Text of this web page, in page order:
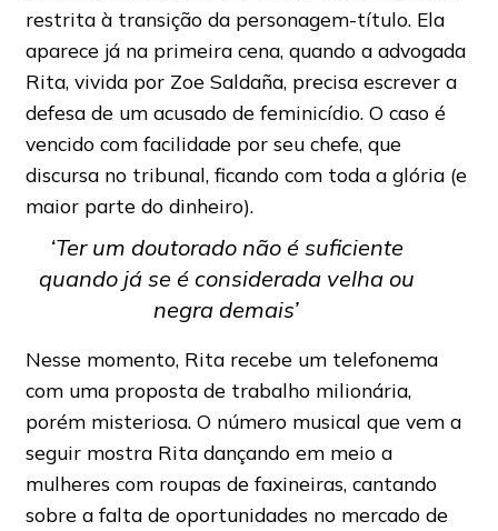
restrita à transição da personagem-título. Ela
aparece já na primeira cena, quando a advogada
Rita, vivida por Zoe Saldaña, precisa escrever a
defesa de um acusado de feminicídio. O caso é
vencido com facilidade por seu chefe, que
discursa no tribunal, ficando com toda a glória (e
maior parte do dinheiro).
‘Ter um doutorado não é suficiente
quando já se é considerada velha ou
negra demais’
Nesse momento, Rita recebe um telefonema
com uma proposta de trabalho milionária,
porém misteriosa. O número musical que vem a
seguir mostra Rita dançando em meio a
mulheres com roupas de faxineiras, cantando
sobre a falta de oportunidades no mercado de